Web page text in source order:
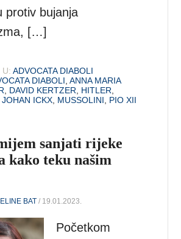
protiv bujanja
[…]
U: ADVOCATA DIABOLI
DIABOLI ,ANNA MARIA
DAVID KERTZER HITLER
JOHAN ICKX MUSSOLINI PIO XII
sanjati rijeke
kako teku našim
BAT / 19.01.2023.
Početkom